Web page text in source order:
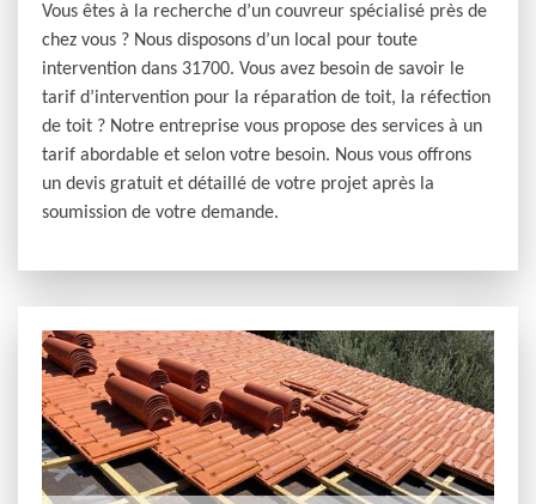
Vous êtes à la recherche d’un couvreur spécialisé près de
chez vous ? Nous disposons d’un local pour toute
intervention dans 31700. Vous avez besoin de savoir le
tarif d’intervention pour la réparation de toit, la réfection
de toit ? Notre entreprise vous propose des services à un
tarif abordable et selon votre besoin. Nous vous offrons
un devis gratuit et détaillé de votre projet après la
soumission de votre demande.